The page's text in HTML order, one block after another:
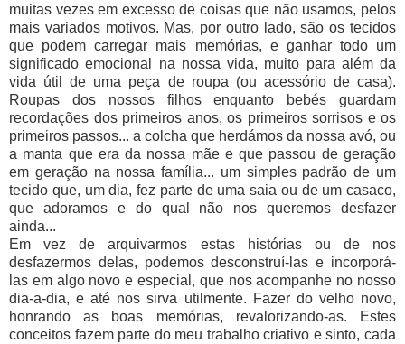
muitas vezes em excesso de coisas que não usamos, pelos
mais variados motivos. Mas, por outro lado, são os tecidos
que podem carregar mais memórias, e ganhar todo um
significado emocional na nossa vida, muito para além da
vida útil de uma peça de roupa (ou acessório de casa).
Roupas dos nossos filhos enquanto bebés guardam
recordações dos primeiros anos, os primeiros sorrisos e os
primeiros passos... a colcha que herdámos da nossa avó, ou
a manta que era da nossa mãe e que passou de geração
em geração na nossa família... um simples padrão de um
tecido que, um dia, fez parte de uma saia ou de um casaco,
que adoramos e do qual não nos queremos desfazer
ainda...
Em vez de arquivarmos estas histórias ou de nos
desfazermos delas, podemos desconstruí-las e incorporá-
las em algo novo e especial, que nos acompanhe no nosso
dia-a-dia, e até nos sirva utilmente. Fazer do velho novo,
honrando as boas memórias, revalorizando-as. Estes
conceitos fazem parte do meu trabalho criativo e sinto, cada